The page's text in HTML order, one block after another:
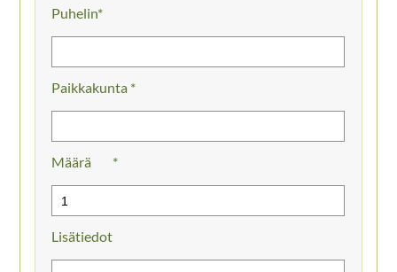
Puhelin
Paikkakunta *
Määrä
Lisätiedot